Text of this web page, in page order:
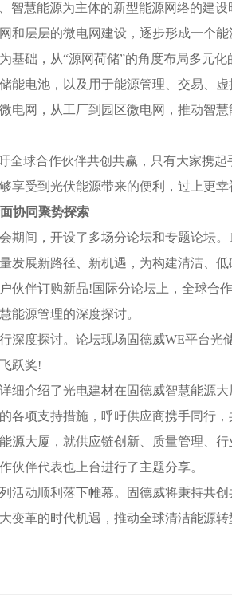
智慧能源为主体的新型能源网络的建
和层层的微电网建设，逐步形成一个
基础，从“源网荷储”的角度布局多元
能电池，以及用于能源管理、交易、
电网，从工厂到园区微电网，推动智
球合作伙伴共创共赢，只有大家携起
受到光伏能源带来的便利，过上更幸
协同聚势探索
，开设了多场分论坛和专题论坛。
发展新路径、新机遇，为构建清洁、
伙伴订购新品!国际分论坛上，全球合
能源管理的深度探讨。
度探讨。论坛现场固德威WE平台光
跃奖!
介绍了光电建材在固德威智慧能源大
项支持措施，呼吁供应商携手同行，
大厦，就供应链创新、质量管理、行
伙伴代表也上台进行了主题分享。
动顺利落下帷幕。固德威将秉持共创
变革的时代机遇，推动全球清洁能源